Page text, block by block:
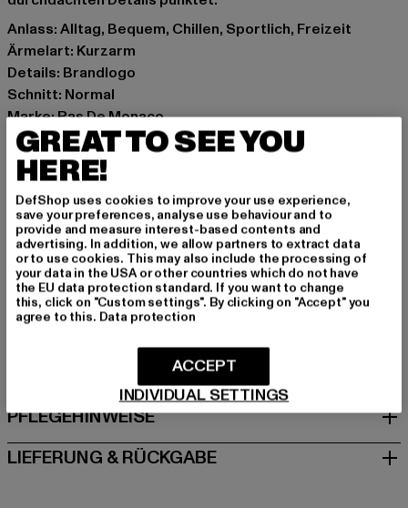
Anlass: Alltag, Bequem, Chillen, Sportlich, Freizeit
Ärmelart: Kurzarm
Details: Brandlogo
Schnitt: Normal
Marke: Pas De Monaco
Kat.: Poloshirts
Farbe: weiß
Hersteller Farbe: off white
Materialzusammensetzung: 100% Baumwolle
Art.Nr: 0009015-04359
Hersteller: Zabou House |Krishna@zabou.co.uk
Shelley Road, Ashton-on-Ribble | PR2 2ZH Lancashire |
GB
GRÖSSE & PASSFORM
PFLEGEHINWEISE
LIEFERUNG & RÜCKGABE
GREAT TO SEE YOU
HERE!
DefShop uses cookies to improve your use experience,
save your preferences, analyse use behaviour and to
provide and measure interest-based contents and
advertising. In addition, we allow partners to extract data
or to use cookies. This may also include the processing of
your data in the USA or other countries which do not have
the EU data protection standard. If you want to change
this, click on "Custom settings". By clicking on "Accept" you
agree to this. Data protection
INDIVIDUAL SETTINGS
ACCEPT